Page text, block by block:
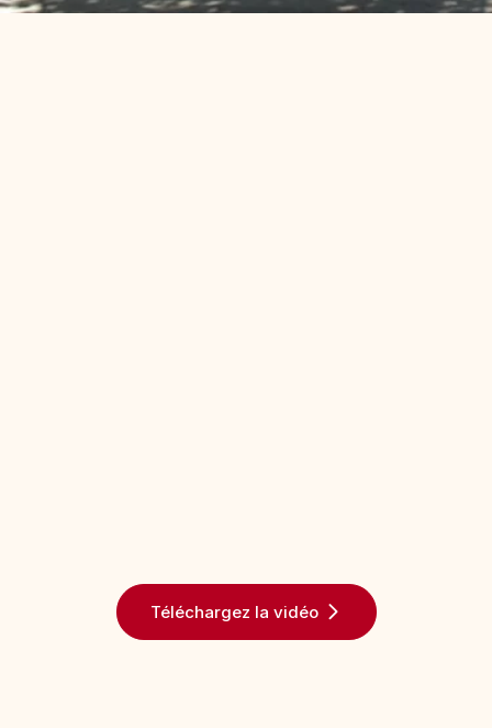
Téléchargez la vidéo